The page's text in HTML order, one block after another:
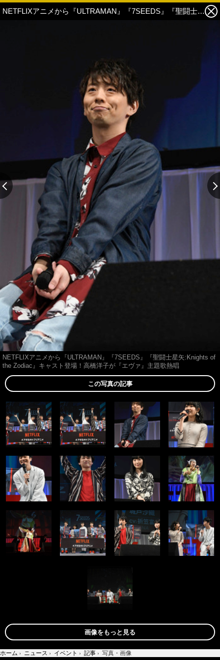
NETFLIXアニメから『ULTRAMAN』『7SEEDS』『聖闘士星矢:Knights of the Zodiac』キャスト登場！高橋洋子が『エヴァ』主題歌熱唱 3枚目の写真・画像
NETFLIXアニメから『ULTRAMAN』『7SEEDS』『聖闘士星矢:Knights of
the Zodiac』キャスト登場！高橋洋子が『エヴァ』主題歌熱唱
この写真の記事
画像をもっと見る
ホーム › ニュース › イベント › 記事 › 写真・画像